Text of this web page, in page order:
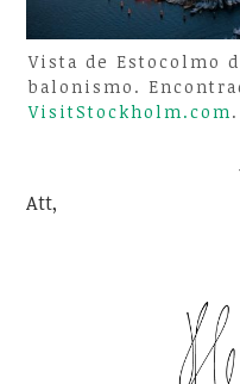
Vista de Estocolmo
balonismo.
VisitStockholm.com
Att,